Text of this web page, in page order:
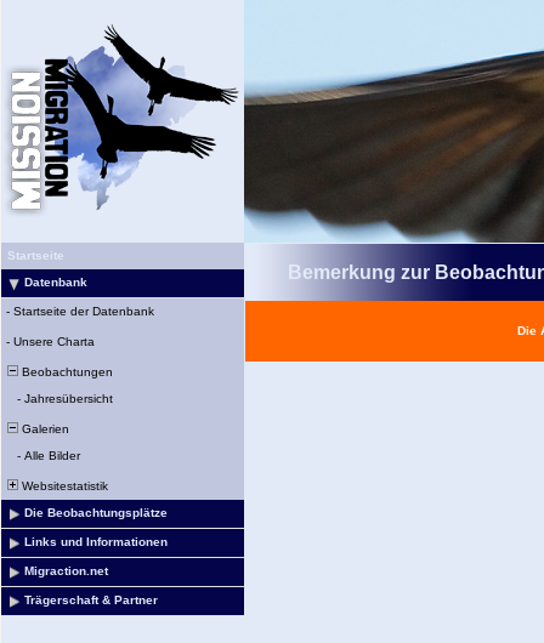
Startseite
Datenbank
- Startseite der Datenbank
- Unsere Charta
Beobachtungen
- Jahresübersicht
Galerien
- Alle Bilder
Websitestatistik
Die Beobachtungsplätze
Links und Informationen
Migraction.net
Trägerschaft & Partner
Bemerkung zur
Die